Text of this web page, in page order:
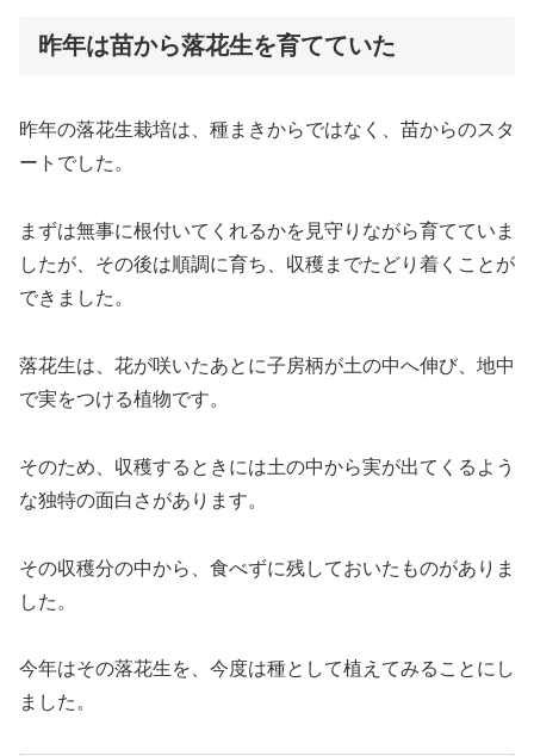
昨年は苗から落花生を育てていた
昨年の落花生栽培は、種まきからではなく、苗からのスタ
ートでした。
まずは無事に根付いてくれるかを見守りながら育てていま
したが、その後は順調に育ち、収穫までたどり着くことが
できました。
落花生は、花が咲いたあとに子房柄が土の中へ伸び、地中
で実をつける植物です。
そのため、収穫するときには土の中から実が出てくるよう
な独特の面白さがあります。
その収穫分の中から、食べずに残しておいたものがありま
した。
今年はその落花生を、今度は種として植えてみることにし
ました。